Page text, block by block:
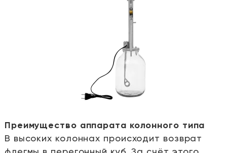
Преимущество аппарата колонного типа
В высоких колоннах происходит возврат